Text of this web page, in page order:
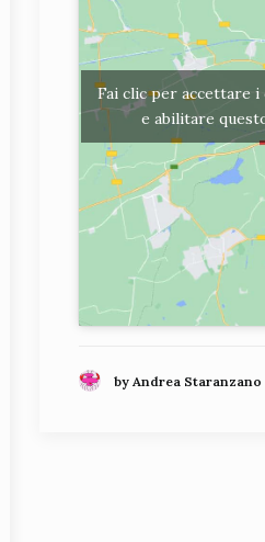
Fai clic per accettare
e abilitare
by Andrea Staranzano